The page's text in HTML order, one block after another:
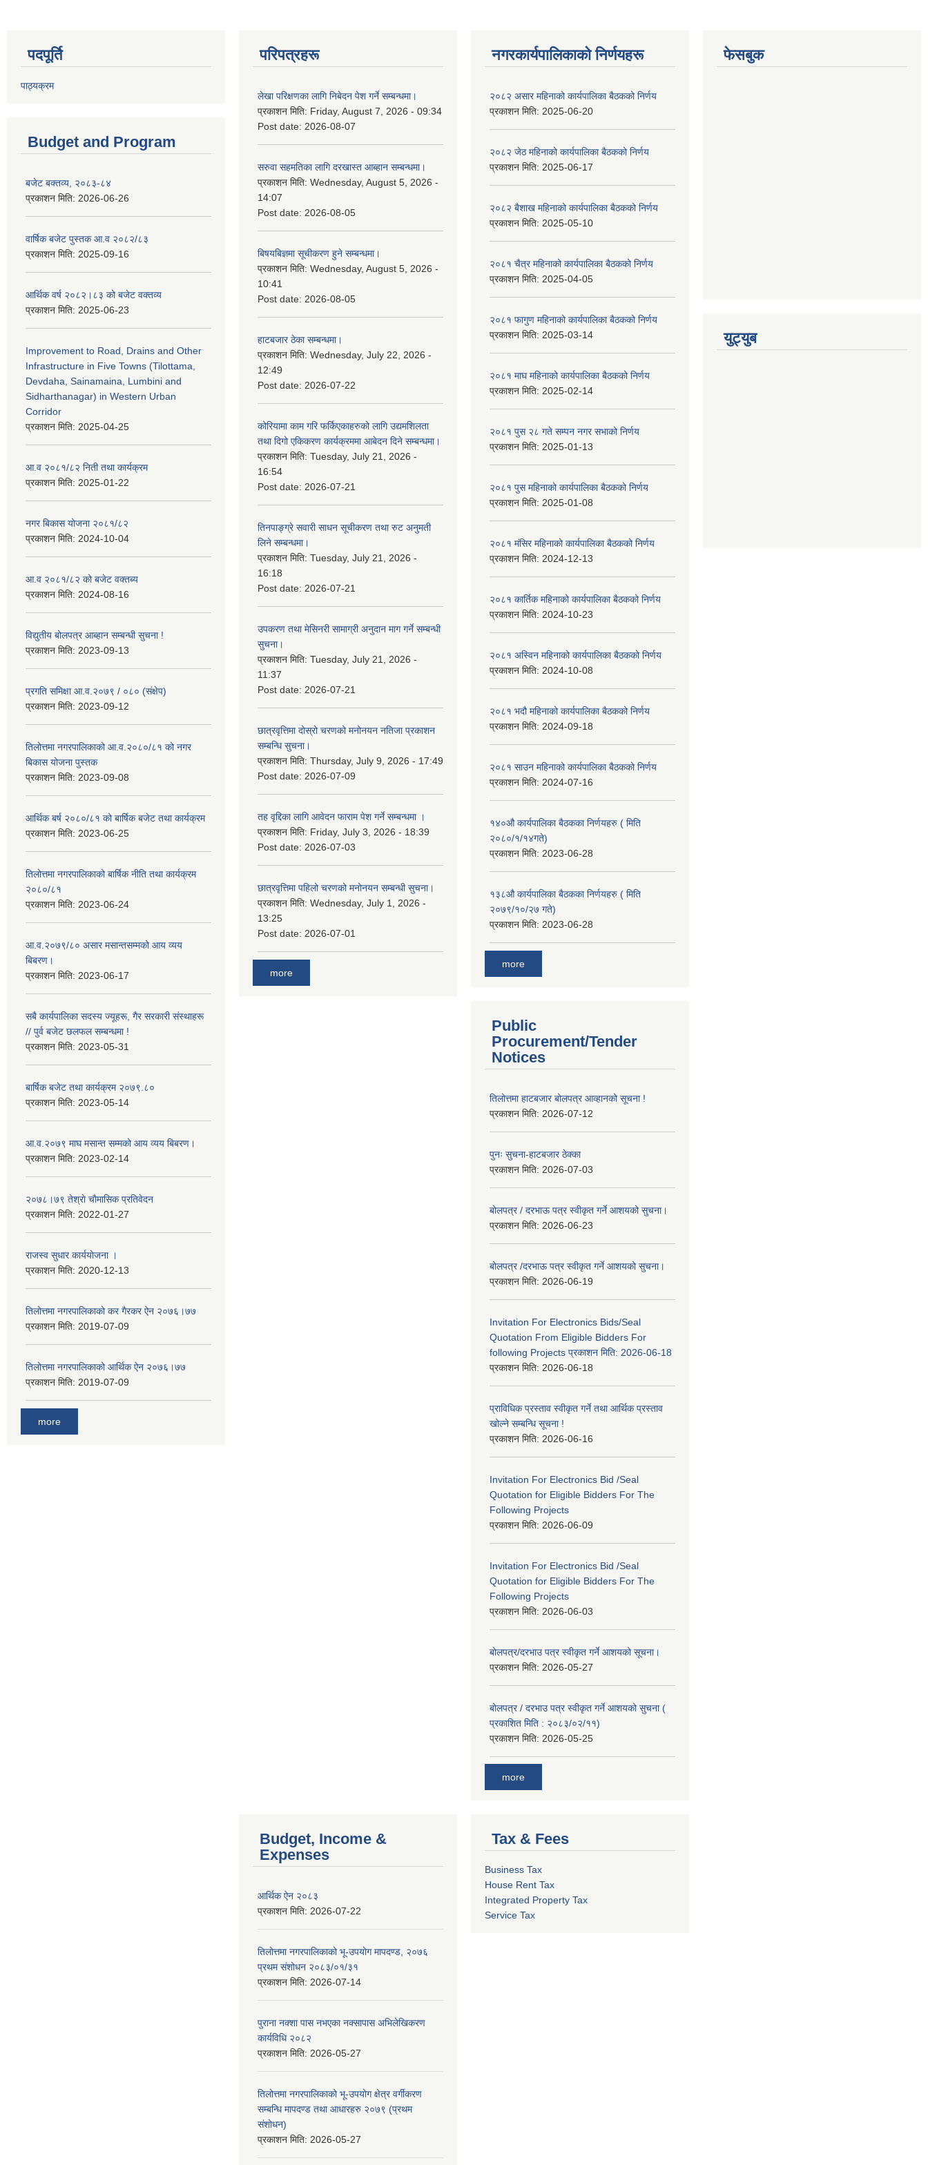
पदपूर्ति
पाठ्यक्रम
Budget and Program
बजेट बक्तव्य, २०८३-८४
प्रकाशन मिति: 2026-06-26
वार्षिक बजेट पुस्तक आ.व २०८२/८३
प्रकाशन मिति: 2025-09-16
आर्थिक वर्ष २०८२।८३ को बजेट वक्तव्य
प्रकाशन मिति: 2025-06-23
Improvement to Road, Drains and Other
Infrastructure in Five Towns (Tilottama,
Devdaha, Sainamaina, Lumbini and
Sidharthanagar) in Western Urban
Corridor
प्रकाशन मिति: 2025-04-25
आ.व २०८१/८२ निती तथा कार्यक्रम
प्रकाशन मिति: 2025-01-22
नगर बिकास योजना २०८१/८२
प्रकाशन मिति: 2024-10-04
आ.व २०८१/८२ को बजेट वक्तब्य
प्रकाशन मिति: 2024-08-16
विद्युतीय बोलपत्र आब्हान सम्बन्धी सुचना !
प्रकाशन मिति: 2023-09-13
प्रगति समिक्षा आ.व.२०७९ / ०८० (संक्षेप)
प्रकाशन मिति: 2023-09-12
तिलोत्तमा नगरपालिकाको आ.व.२०८०/८१ को नगर
बिकास योजना पुस्तक
प्रकाशन मिति: 2023-09-08
आर्थिक बर्ष २०८०/८१ को बार्षिक बजेट तथा कार्यक्रम
प्रकाशन मिति: 2023-06-25
तिलोत्तमा नगरपालिकाको बार्षिक नीति तथा कार्यक्रम
२०८०/८१
प्रकाशन मिति: 2023-06-24
आ.व.२०७९/८० असार मसान्तसम्मको आय व्यय
बिबरण।
प्रकाशन मिति: 2023-06-17
सबै कार्यपालिका सदस्य ज्यूहरू, गैर सरकारी संस्थाहरू
// पुर्व बजेट छलफल सम्बन्धमा !
प्रकाशन मिति: 2023-05-31
बार्षिक बजेट तथा कार्यक्रम २०७९.८०
प्रकाशन मिति: 2023-05-14
आ.व.२०७९ माघ मसान्त सम्मको आय व्यय बिबरण।
प्रकाशन मिति: 2023-02-14
२०७८।७९ तेश्राे चाैमासिक प्रतिवेदन
प्रकाशन मिति: 2022-01-27
राजस्व सुधार कार्ययाेजना ।
प्रकाशन मिति: 2020-12-13
तिलोत्तमा नगरपालिकाको कर गैरकर ऐन २०७६।७७
प्रकाशन मिति: 2019-07-09
तिलोत्तमा नगरपालिकाको आर्थिक ऐन २०७६।७७
प्रकाशन मिति: 2019-07-09
more
परिपत्रहरू
लेखा परिक्षणका लागि निबेदन पेश गर्ने सम्बन्धमा।
प्रकाशन मिति: Friday, August 7, 2026 - 09:34
Post date: 2026-08-07
सरुवा सहमतिका लागि दरखास्त आब्हान सम्बन्धमा।
प्रकाशन मिति: Wednesday, August 5, 2026 -
14:07
Post date: 2026-08-05
बिषयबिज्ञमा सूचीकरण हुने सम्बन्धमा।
प्रकाशन मिति: Wednesday, August 5, 2026 -
10:41
Post date: 2026-08-05
हाटबजार ठेका सम्बन्धमा।
प्रकाशन मिति: Wednesday, July 22, 2026 -
12:49
Post date: 2026-07-22
कोरियामा काम गरि फर्किएकाहरुको लागि उद्यमशिलता
तथा दिगो एकिकरण कार्यक्रममा आबेदन दिने सम्बन्धमा।
प्रकाशन मिति: Tuesday, July 21, 2026 -
16:54
Post date: 2026-07-21
तिनपाङ्ग्रे सवारी साधन सूचीकरण तथा रुट अनुमती
लिने सम्बन्धमा।
प्रकाशन मिति: Tuesday, July 21, 2026 -
16:18
Post date: 2026-07-21
उपकरण तथा मेसिनरी सामाग्री अनुदान माग गर्ने सम्बन्धी
सुचना।
प्रकाशन मिति: Tuesday, July 21, 2026 -
11:37
Post date: 2026-07-21
छात्रवृत्तिमा दोस्रो चरणको मनोनयन नतिजा प्रकाशन
सम्बन्धि सुचना।
प्रकाशन मिति: Thursday, July 9, 2026 - 17:49
Post date: 2026-07-09
तह वृद्दिका लागि आवेदन फाराम पेश गर्ने सम्बन्धमा ।
प्रकाशन मिति: Friday, July 3, 2026 - 18:39
Post date: 2026-07-03
छात्रवृत्तिमा पहिलो चरणको मनोनयन सम्बन्धी सुचना।
प्रकाशन मिति: Wednesday, July 1, 2026 -
13:25
Post date: 2026-07-01
more
नगरकार्यपालिकाकाे निर्णयहरू
२०८२ असार महिनाको कार्यपालिका बैठकको निर्णय
प्रकाशन मिति: 2025-06-20
२०८२ जेठ महिनाको कार्यपालिका बैठकको निर्णय
प्रकाशन मिति: 2025-06-17
२०८२ बैशाख महिनाको कार्यपालिका बैठकको निर्णय
प्रकाशन मिति: 2025-05-10
२०८१ चैत्र महिनाको कार्यपालिका बैठकको निर्णय
प्रकाशन मिति: 2025-04-05
२०८१ फागुण महिनाको कार्यपालिका बैठकको निर्णय
प्रकाशन मिति: 2025-03-14
२०८१ माघ महिनाको कार्यपालिका बैठकको निर्णय
प्रकाशन मिति: 2025-02-14
२०८१ पुस २८ गते सम्प‍न नगर सभाको निर्णय
प्रकाशन मिति: 2025-01-13
२०८१ पुस महिनाको कार्यपालिका बैठकको निर्णय
प्रकाशन मिति: 2025-01-08
२०८१ मंसिर महिनाको कार्यपालिका बैठकको निर्णय
प्रकाशन मिति: 2024-12-13
२०८१ कार्तिक महिनाको कार्यपालिका बैठकको निर्णय
प्रकाशन मिति: 2024-10-23
२०८१ अस्विन महिनाको कार्यपालिका बैठकको निर्णय
प्रकाशन मिति: 2024-10-08
२०८१ भदौ महिनाको कार्यपालिका बैठकको निर्णय
प्रकाशन मिति: 2024-09-18
२०८१ साउन महिनाको कार्यपालिका बैठकको निर्णय
प्रकाशन मिति: 2024-07-16
१४०औ कार्यपालिका बैठकका निर्णयहरु ( मिति
२०८०/१/१४गते)
प्रकाशन मिति: 2023-06-28
१३८औ कार्यपालिका बैठकका निर्णयहरु ( मिति
२०७९/१०/२७ गते)
प्रकाशन मिति: 2023-06-28
more
Public
Procurement/Tender
Notices
तिलोत्तमा हाटबजार बोलपत्र आव्हानको सूचना !
प्रकाशन मिति: 2026-07-12
पुनः सुचना-हाटबजार ठेक्का
प्रकाशन मिति: 2026-07-03
बोलपत्र / दरभाऊ पत्र स्वीकृत गर्ने आशयको सुचना।
प्रकाशन मिति: 2026-06-23
बोलपत्र /दरभाऊ पत्र स्वीकृत गर्ने आशयको सुचना।
प्रकाशन मिति: 2026-06-19
Invitation For Electronics Bids/Seal
Quotation From Eligible Bidders For
following Projects प्रकाशन मिति: 2026-06-18
प्रकाशन मिति: 2026-06-18
प्राविधिक प्रस्ताव स्वीकृत गर्ने तथा आर्थिक प्रस्ताव
खोल्ने सम्बन्धि सूचना !
प्रकाशन मिति: 2026-06-16
Invitation For Electronics Bid /Seal
Quotation for Eligible Bidders For The
Following Projects
प्रकाशन मिति: 2026-06-09
Invitation For Electronics Bid /Seal
Quotation for Eligible Bidders For The
Following Projects
प्रकाशन मिति: 2026-06-03
बोलपत्र/दरभाउ पत्र स्वीकृत गर्ने आशयको सूचना।
प्रकाशन मिति: 2026-05-27
बोलपत्र / दरभाउ पत्र स्वीकृत गर्ने आशयको सुचना (
प्रकाशित मिति : २०८३/०२/११)
प्रकाशन मिति: 2026-05-25
more
फेसबुक
युट्युब
Budget, Income &
Expenses
आर्थिक ऐन २०८३
प्रकाशन मिति: 2026-07-22
तिलोत्तमा नगरपालिकाको भू-उपयोग मापदण्ड, २०७६
प्रथम संशोधन २०८३/०१/३१
प्रकाशन मिति: 2026-07-14
पुराना नक्शा पास नभएका नक्सापास अभिलेखिकरण
कार्यविधि २०८२
प्रकाशन मिति: 2026-05-27
तिलोत्तमा नगरपालिकाको भू-उपयोग क्षेत्र वर्गीकरण
सम्बन्धि मापदण्ड तथा आधारहरु २०७९ (प्रथम
संशोधन)
प्रकाशन मिति: 2026-05-27
Tax & Fees
Business Tax
House Rent Tax
Integrated Property Tax
Service Tax